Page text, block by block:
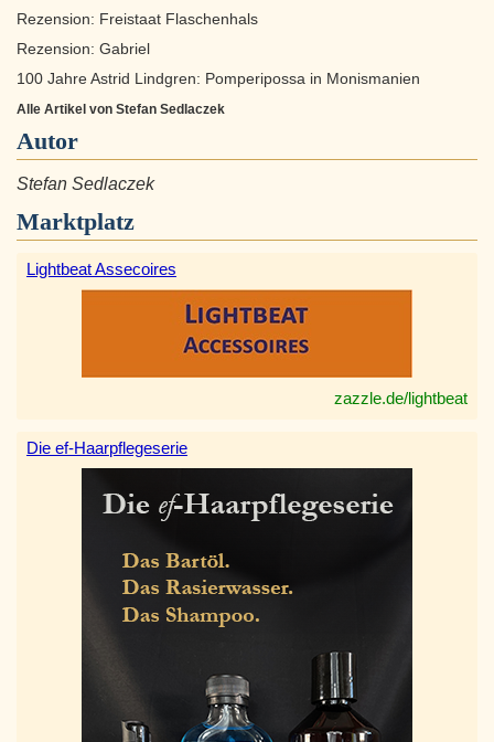
Rezension: Freistaat Flaschenhals
Rezension: Gabriel
100 Jahre Astrid Lindgren: Pomperipossa in Monismanien
Alle Artikel von Stefan Sedlaczek
Autor
Stefan Sedlaczek
Marktplatz
Lightbeat Assecoires
zazzle.de/lightbeat
Die ef-Haarpflegeserie